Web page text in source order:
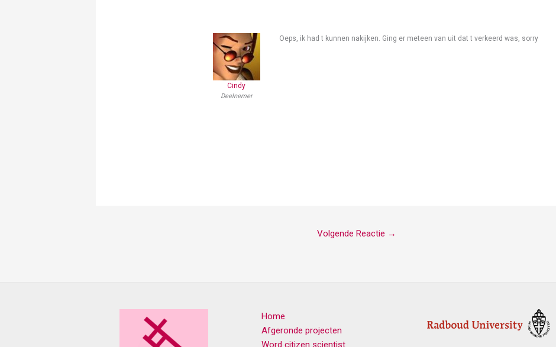
Cindy
Deelnemer
Oeps, ik had t kunnen nakijken. Ging er meteen van uit dat t verkeerd was, sorry
Volgende Reactie →
Home
Afgeronde projecten
Word citizen scientist